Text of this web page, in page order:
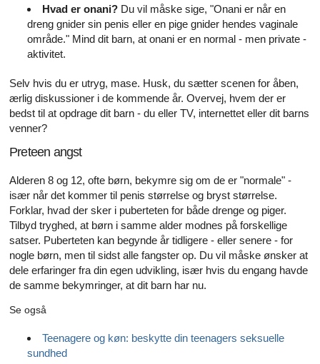
Hvad er onani? Du vil måske sige, "Onani er når en
dreng gnider sin penis eller en pige gnider hendes vaginale
område." Mind dit barn, at onani er en normal - men private -
aktivitet.
Selv hvis du er utryg, mase. Husk, du sætter scenen for åben,
ærlig diskussioner i de kommende år. Overvej, hvem der er
bedst til at opdrage dit barn - du eller TV, internettet eller dit barns
venner?
Preteen angst
Alderen 8 og 12, ofte børn, bekymre sig om de er "normale" -
især når det kommer til penis størrelse og bryst størrelse.
Forklar, hvad der sker i puberteten for både drenge og piger.
Tilbyd tryghed, at børn i samme alder modnes på forskellige
satser. Puberteten kan begynde år tidligere - eller senere - for
nogle børn, men til sidst alle fangster op. Du vil måske ønsker at
dele erfaringer fra din egen udvikling, især hvis du engang havde
de samme bekymringer, at dit barn har nu.
Se også
Teenagere og køn: beskytte din teenagers seksuelle
sundhed